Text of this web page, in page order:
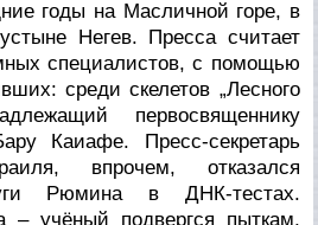
годы на Масличной горе, в
Негев. Пресса считает
специалистов, с помощью
среди скелетов „Лесного
первосвященнику
Каиафе. Пресс-секретарь
впрочем, отказался
Рюмина в ДНК-тестах.
– учёный подвергся пыткам,